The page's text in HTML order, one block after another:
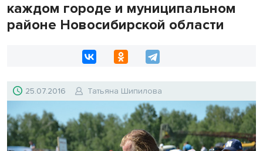
каждом городе и муниципальном
районе Новосибирской области
25.07.2016 Татьяна Шипилова